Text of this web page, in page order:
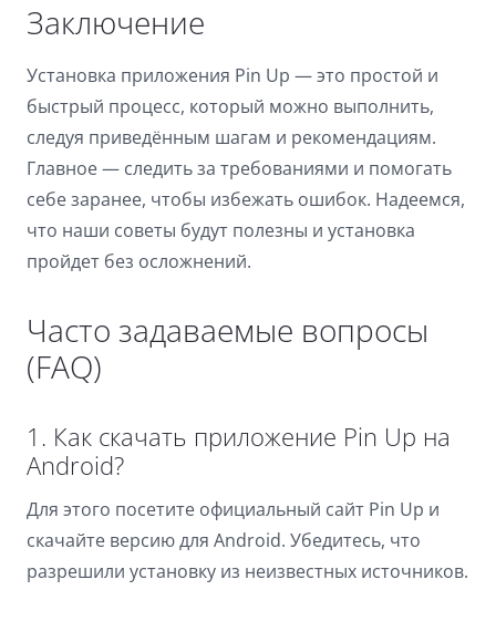
Заключение
Установка приложения Pin Up — это простой и
быстрый процесс, который можно выполнить,
следуя приведённым шагам и рекомендациям.
Главное — следить за требованиями и помогать
себе заранее, чтобы избежать ошибок. Надеемся,
что наши советы будут полезны и установка
пройдет без осложнений.
Часто задаваемые вопросы
(FAQ)
1. Как скачать приложение Pin Up на
Android?
Для этого посетите официальный сайт Pin Up и
скачайте версию для Android. Убедитесь, что
разрешили установку из неизвестных источников.